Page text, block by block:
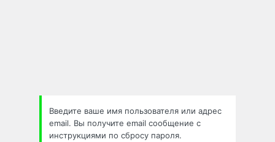
Введите ваше имя пользователя или адрес
email. Вы получите email сообщение с
инструкциями по сбросу пароля.